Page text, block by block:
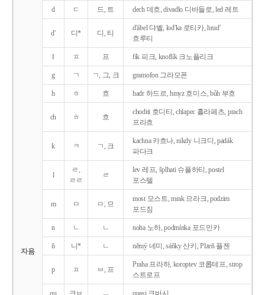
자음
d ㄷ 드, 트 dech 데흐, divadlo 디바들로, led 레트
d' 디* 디, 티
d'ábel 댜벨, lod'ka 로티카, hrud'
흐루티
f ㅍ 프 fík 피크, knoflík 크노플리크
g ㄱ ㄱ, 그, 크 gramofon 그라모폰
h ㅎ 흐 hadr 하드르, hmyz 흐미스, bůh 부흐
ch ㅎ 흐
choditi 호디티, chlapec 흘라페츠, prach
프라흐
k ㅋ ㄱ, 크
kachna 카흐나, nikdy 니크디, padák
파다크
l
ㄹ,
ㄹㄹ
ㄹ
lev 레프, šplhati 슈플하티, postel
포스텔
m ㅁ ㅁ, 므
most 모스트, mrak 므라크, podzim
포드짐
n ㄴ ㄴ noha 노하, podmínka 포드민카
ň 니* ㄴ němý 네미, sáňky 산키, Plzeň 플젠
p ㅍ ㅂ, 프
Praha 프라하, koroptev 코롭테프, strop
스트로프
qu 크ㅂ ㅡ quasi 크바시